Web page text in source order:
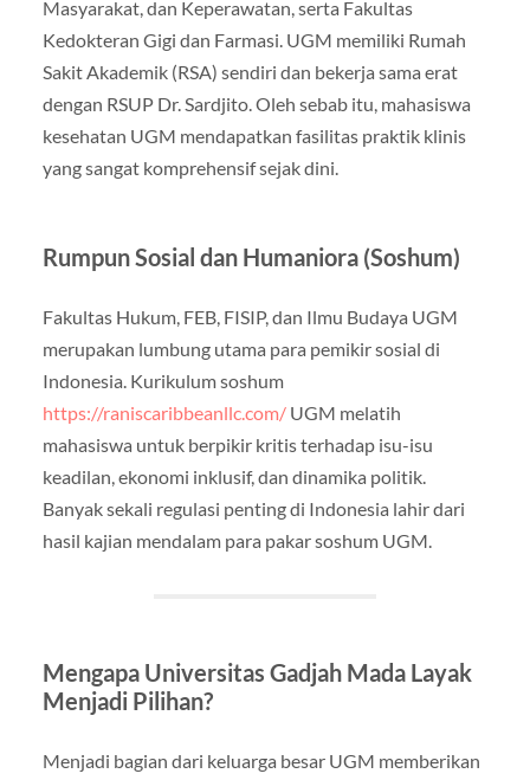
Masyarakat, dan Keperawatan, serta Fakultas
Kedokteran Gigi dan Farmasi. UGM memiliki Rumah
Sakit Akademik (RSA) sendiri dan bekerja sama erat
dengan RSUP Dr. Sardjito. Oleh sebab itu, mahasiswa
kesehatan UGM mendapatkan fasilitas praktik klinis
yang sangat komprehensif sejak dini.
Rumpun Sosial dan Humaniora (Soshum)
Fakultas Hukum, FEB, FISIP, dan Ilmu Budaya UGM
merupakan lumbung utama para pemikir sosial di
Indonesia. Kurikulum soshum
https://raniscaribbeanllc.com/UGM melatih
mahasiswa untuk berpikir kritis terhadap isu-isu
keadilan, ekonomi inklusif, dan dinamika politik.
Banyak sekali regulasi penting di Indonesia lahir dari
hasil kajian mendalam para pakar soshum UGM.
Mengapa Universitas Gadjah Mada Layak
Menjadi Pilihan?
Menjadi bagian dari keluarga besar UGM memberikan